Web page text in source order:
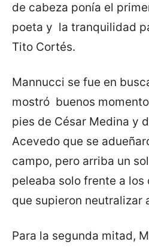
de cabeza ponía el
poeta y la tranquilidad
Tito Cortés.
Mannucci se fue en
mostró buenos
pies de César Medina y
Acevedo que se
campo, pero arriba un
peleaba solo frente a
que supieron neutralizar
Para la segunda mitad,